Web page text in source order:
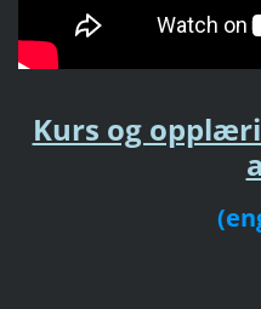
Kurs og